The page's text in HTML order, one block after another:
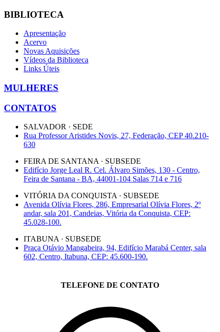
BIBLIOTECA
Apresentação
Acervo
Novas Aquisições
Vídeos da Biblioteca
Links Úteis
MULHERES
CONTATOS
SALVADOR · SEDE
Rua Professor Aristides Novis, 27, Federação, CEP 40.210-
630
FEIRA DE SANTANA · SUBSEDE
Edifício Jorge Leal R. Cel. Álvaro Simões, 130 - Centro,
Feira de Santana - BA, 44001-104 Salas 714 e 716
VITÓRIA DA CONQUISTA · SUBSEDE
Avenida Olívia Flores, 286, Empresarial Olívia Flores, 2º
andar, sala 201, Candeias, Vitória da Conquista, CEP:
45.028-100.
ITABUNA · SUBSEDE
Praça Otávio Mangabeira, 94, Edifício Marabá Center, sala
602, Centro, Itabuna, CEP: 45.600-190.
TELEFONE DE CONTATO